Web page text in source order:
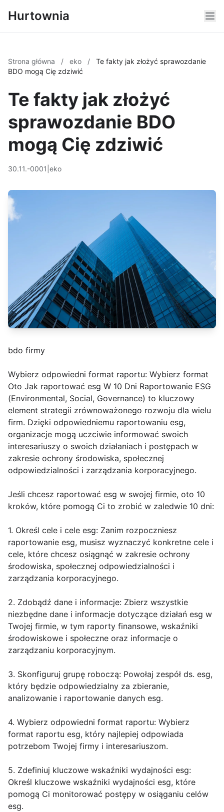
Hurtownia
Strona główna / eko /
Te fakty jak złożyć sprawozdanie
BDO mogą Cię zdziwić
Te fakty jak złożyć
sprawozdanie BDO
mogą Cię zdziwić
30.11.-0001 eko
bdo firmy
Wybierz odpowiedni format raportu: Wybierz format
Oto Jak raportować esg W 10 Dni Raportowanie ESG
(Environmental, Social, Governance) to kluczowy
element strategii zrównoważonego rozwoju dla wielu
firm. Dzięki odpowiedniemu raportowaniu esg,
organizacje mogą uczciwie informować swoich
interesariuszy o swoich działaniach i postępach w
zakresie ochrony środowiska, społecznej
odpowiedzialności i zarządzania korporacyjnego.
Jeśli chcesz raportować esg w swojej firmie, oto 10
kroków, które pomogą Ci to zrobić w zaledwie 10 dni:
1. Określ cele i cele esg: Zanim rozpoczniesz
raportowanie esg, musisz wyznaczyć konkretne cele i
cele, które chcesz osiągnąć w zakresie ochrony
środowiska, społecznej odpowiedzialności i
zarządzania korporacyjnego.
2. Zdobądź dane i informacje: Zbierz wszystkie
niezbędne dane i informacje dotyczące działań esg w
Twojej firmie, w tym raporty finansowe, wskaźniki
środowiskowe i społeczne oraz informacje o
zarządzaniu korporacyjnym.
3. Skonfiguruj grupę roboczą: Powołaj zespół ds. esg,
który będzie odpowiedzialny za zbieranie,
analizowanie i raportowanie danych esg.
4. Wybierz odpowiedni format raportu: Wybierz
format raportu esg, który najlepiej odpowiada
potrzebom Twojej firmy i interesariuszom.
5. Zdefiniuj kluczowe wskaźniki wydajności esg:
Określ kluczowe wskaźniki wydajności esg, które
pomogą Ci monitorować postępy w osiąganiu celów
esg.